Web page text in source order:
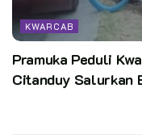
KWARCAB
Pramuka Peduli
Citanduy Salurkan